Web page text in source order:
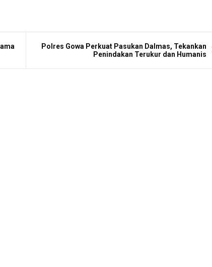
Polres Gowa Perkuat Pasukan Dalmas, Tekankan
Penindakan Terukur dan Humanis